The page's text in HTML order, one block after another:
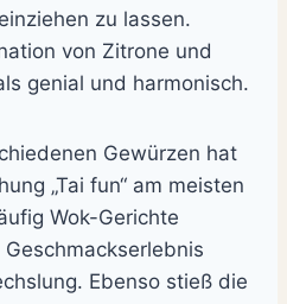
zu lassen.
von Zitrone und
genial und harmonisch.
Gewürzen hat
„Tai fun“ am meisten
Wok-Gerichte
Ebenso stieß die